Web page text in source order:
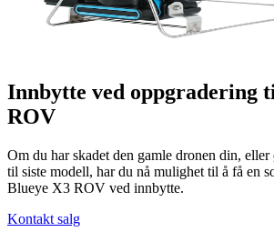
Innbytte ved oppgradering
ROV
Om du har skadet den gamle dronen din, eller
til siste modell, har du nå mulighet til å få en
Blueye X3 ROV ved innbytte.
Kontakt salg